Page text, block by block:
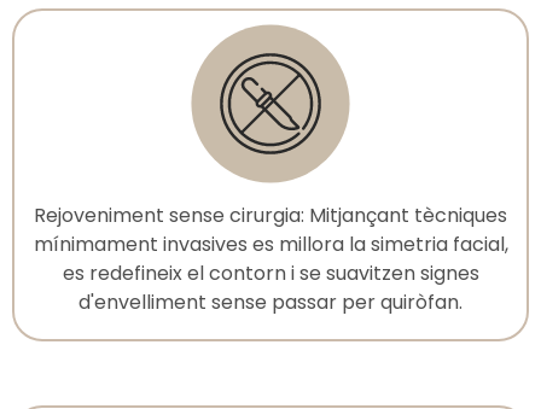
Rejoveniment sense cirurgia: Mitjançant tècniques
mínimament invasives es millora la simetria facial,
es redefineix el contorn i se suavitzen signes
d'envelliment sense passar per quiròfan.